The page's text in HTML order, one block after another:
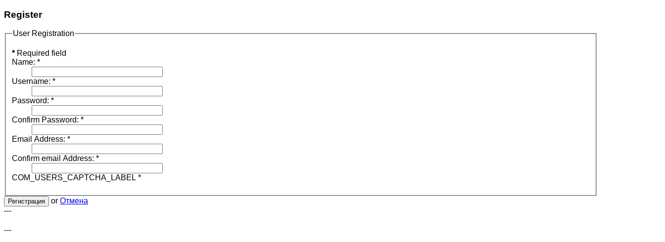
Register
User Registration
* Required field
Name: *
Username: *
Password: *
Confirm Password: *
Email Address: *
Confirm email Address: *
COM_USERS_CAPTCHA_LABEL *
Регистрация or Отмена
---
---